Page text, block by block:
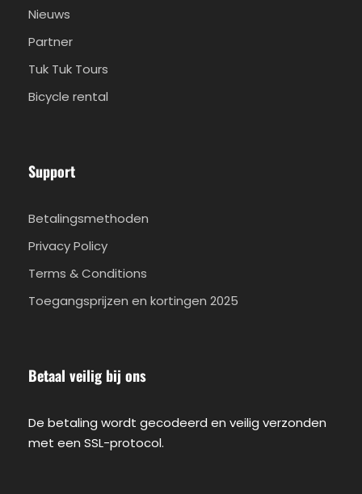
Nieuws
Partner
Tuk Tuk Tours
Bicycle rental
Support
Betalingsmethoden
Privacy Policy
Terms & Conditions
Toegangsprijzen en kortingen 2025
Betaal veilig bij ons
De betaling wordt gecodeerd en veilig verzonden
met een SSL-protocol.